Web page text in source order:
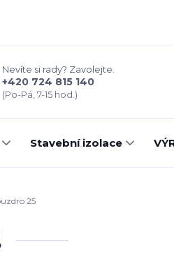
Nevíte si rady? Zavolejte.
+420 724 815 140
(Po-Pá, 7-15 hod.)
Stavební izolace
25